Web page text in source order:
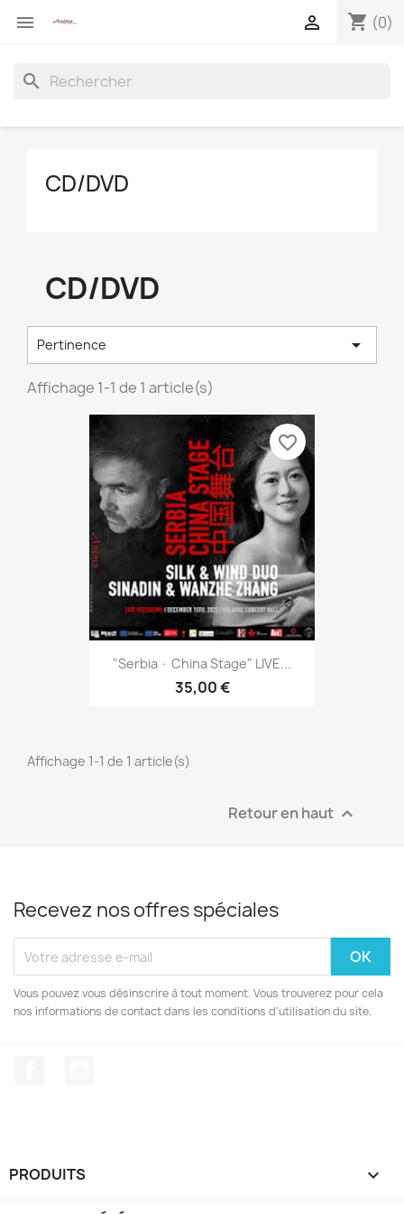
 shopping_cart (0)

search
CD/DVD
CD/DVD
Pertinence 
Affichage 1-1 de 1 article(s)
"Serbia · China Stage" LIVE...
35,00 €
favorite_border
Affichage 1-1 de 1 article(s)
Retour en haut 
Recevez nos offres spéciales
Vous pouvez vous désinscrire à tout moment. Vous trouverez pour cela
nos informations de contact dans les conditions d'utilisation du site.
PRODUITS 